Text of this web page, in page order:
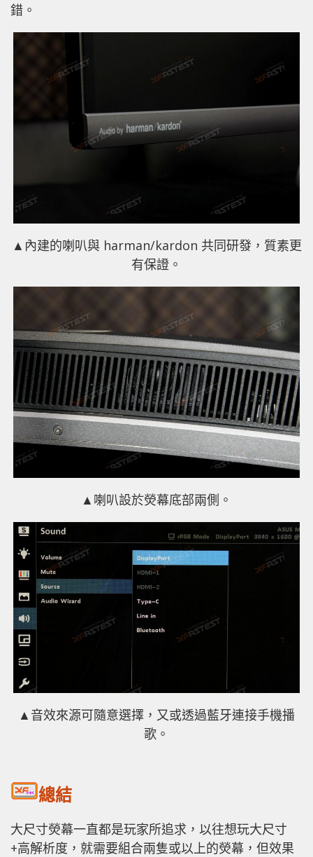
錯。
▲內建的喇叭與 harman/kardon 共同研發，質素更
有保證。
▲喇叭設於熒幕底部兩側。
▲音效來源可隨意選擇，又或透過藍牙連接手機播
歌。
總結
大尺寸熒幕一直都是玩家所追求，以往想玩大尺寸
+高解析度，就需要組合兩隻或以上的熒幕，但效果